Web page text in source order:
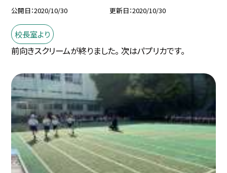
公開日 2020/10/30 更新日 2020/10/30
校長室より
前向きスクリームが終りました。 次はパプリカです。